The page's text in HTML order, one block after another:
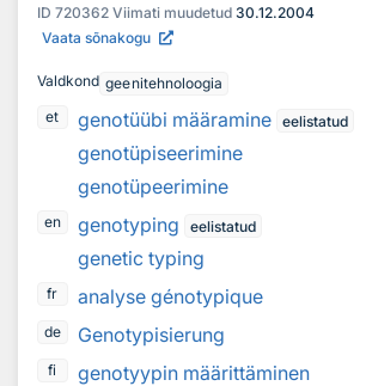
ID 720362 Viimati muudetud 30.12.2004
Vaata sõnakogu
Valdkond geenitehnoloogia
et
genotüübi määramine eelistatud
genotüpiseerimine
genotüpeerimine
en genotyping eelistatud
genetic typing
fr analyse génotypique
de Genotypisierung
fi
genotyypin määrittäminen